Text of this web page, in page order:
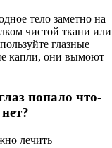
тело заметно на
чистой ткани или
глазные
капли, они вымоют
попало что-
лечить